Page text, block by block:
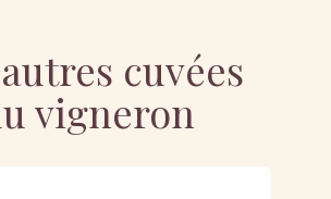
cuvées
vigneron